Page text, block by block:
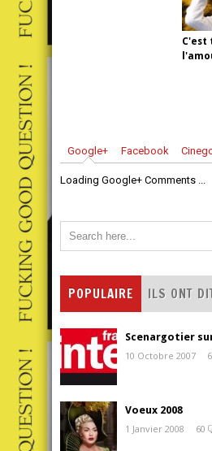
C'est
Google+ Facebook
Loading Google+ Comments ...
POPULAIRE ILS ONT
Scenargotier
10 Octobre 2007
Voeux 2008
1 Janvier 2008
60